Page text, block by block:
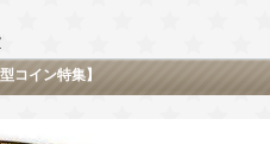
コイン特集】